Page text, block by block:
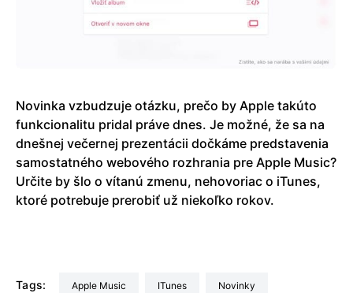
Novinka vzbudzuje otázku, prečo by Apple takúto
funkcionalitu pridal práve dnes. Je možné, že sa na
dnešnej večernej prezentácii dočkáme predstavenia
samostatného webového rozhrania pre Apple Music?
Určite by šlo o vítanú zmenu, nehovoriac o iTunes,
ktoré potrebuje prerobiť už niekoľko rokov.
Tags: Apple Music iTunes Novinky